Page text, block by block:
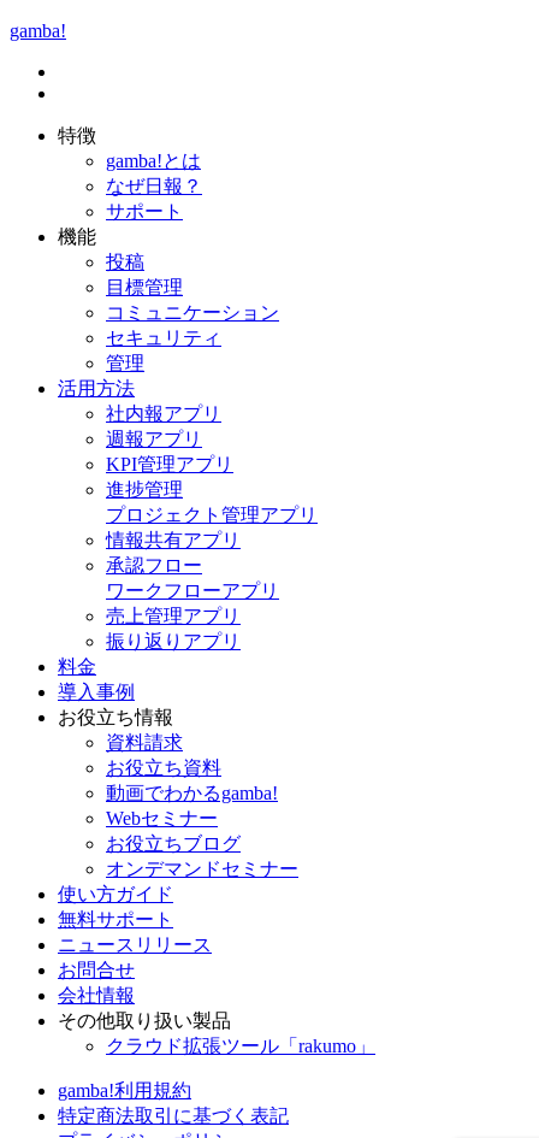
gamba!
特徴
gamba!とは
なぜ日報？
サポート
機能
投稿
目標管理
コミュニケーション
セキュリティ
管理
活用方法
社内報アプリ
週報アプリ
KPI管理アプリ
進捗管理
プロジェクト管理アプリ
情報共有アプリ
承認フロー
ワークフローアプリ
売上管理アプリ
振り返りアプリ
料金
導入事例
お役立ち情報
資料請求
お役立ち資料
動画でわかるgamba!
Webセミナー
お役立ちブログ
オンデマンドセミナー
使い方ガイド
無料サポート
ニュースリリース
お問合せ
会社情報
その他取り扱い製品
クラウド拡張ツール「rakumo」
gamba!利用規約
特定商法取引に基づく表記